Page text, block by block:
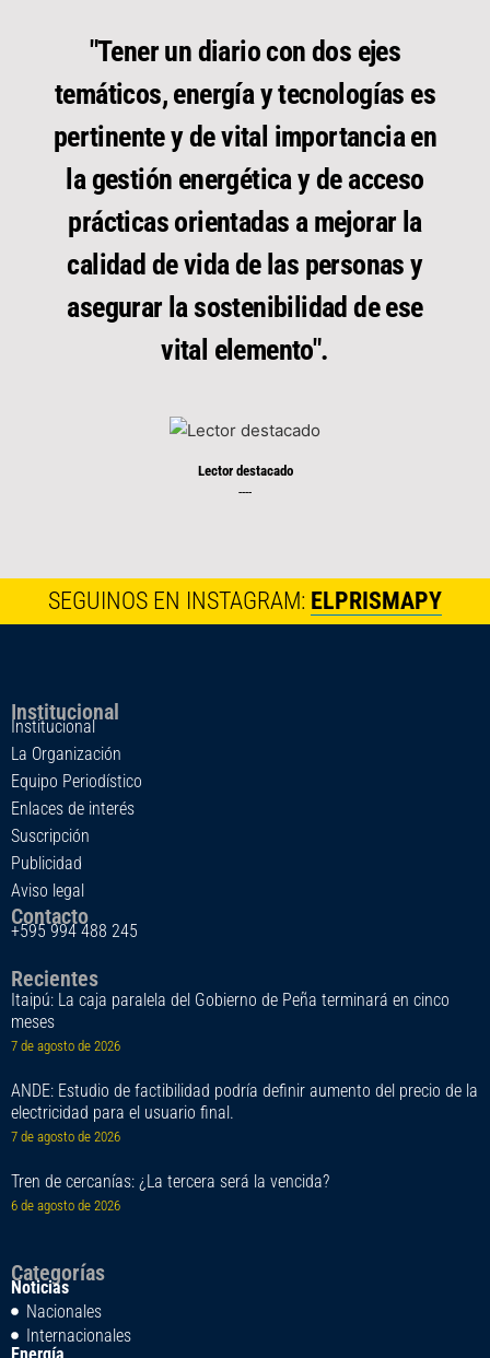
"Tener un diario con dos ejes
temáticos, energía y tecnologías es
pertinente y de vital importancia en
la gestión energética y de acceso
prácticas orientadas a mejorar la
calidad de vida de las personas y
asegurar la sostenibilidad de ese
vital elemento".
Lector destacado
----
SEGUINOS EN INSTAGRAM: ELPRISMAPY
Institucional
Institucional
La Organización
Equipo Periodístico
Enlaces de interés
Suscripción
Publicidad
Aviso legal
Contacto
+595 994 488 245
Recientes
Itaipú: La caja paralela del Gobierno de Peña terminará en cinco
meses
7 de agosto de 2026
ANDE: Estudio de factibilidad podría definir aumento del precio de la
electricidad para el usuario final.
7 de agosto de 2026
Tren de cercanías: ¿La tercera será la vencida?
6 de agosto de 2026
Categorías
Noticias
Nacionales
Internacionales